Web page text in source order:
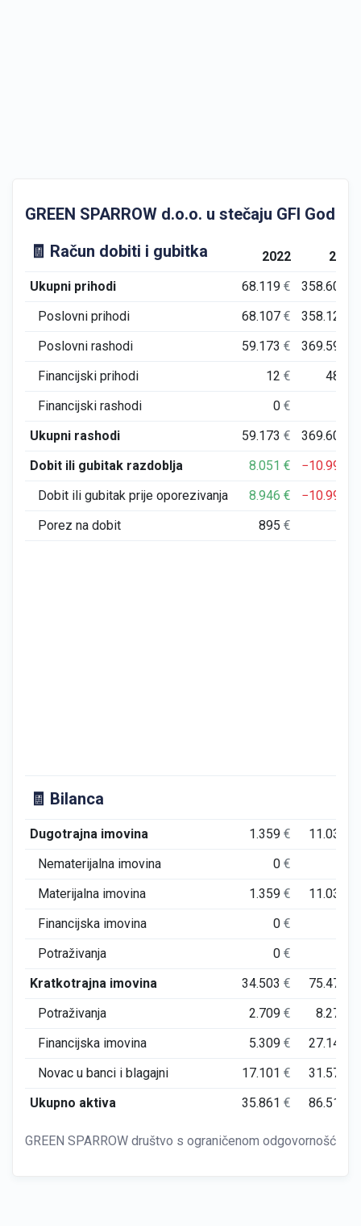
GREEN SPARROW d.o.o. u stečaju GFI
🧾 Račun dobiti i gubitka
2022
2023
Ukupni prihodi
68.119€ 358.609
Poslovni prihodi
68.107€ 358.120
Poslovni rashodi
59.173€ 369.598
Financijski prihodi
12€ 488
Financijski rashodi
0€
Ukupni rashodi
59.173€ 369.605
Dobit ili gubitak razdoblja
8.051€ −10.996
Dobit ili gubitak prije oporezivanja
8.946€ −10.996
Porez na dobit
895€
🧾 Bilanca
Dugotrajna imovina 1.359€ 11.036
Nematerijalna imovina
0€
Materijalna imovina
1.359€ 11.036
Financijska imovina
0€
Potraživanja
0€
Kratkotrajna imovina
34.503€ 75.474
Potraživanja
2.709€ 8.272
Financijska imovina
5.309€ 27.144
Novac u banci i blagajni
17.101€ 31.577
Ukupno aktiva
35.861€ 86.511
GREEN SPARROW društvo s ograničenom odgovornošću